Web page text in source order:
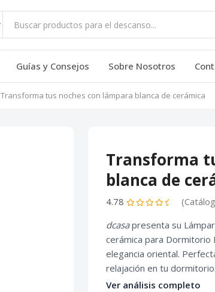
Guías y Consejos Sobre Nosotros
Transforma tus noches con lámpara blanca de cerámica
Transforma
blanca de
4.78
dcasapresenta su
cerámica para Dormitorio
elegancia oriental.
relajación en tu
Ver análisis completo